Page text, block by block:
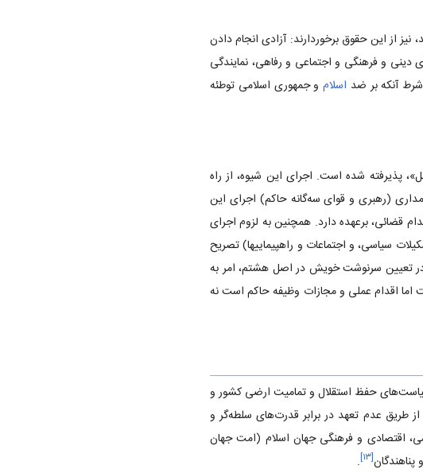
نیز از این حقوق برخوردارند: آزادی انجام دادن
و فرهنگی و اجتماعی و رفاهی‌، نمایندگی
آنکه بر ضد اسلام و جمهوری اسلامی توطئه
پذیرفته شده است‌. اجرای این شیوه‌، از راه
(رهبری و قوای سه‌گانه حاکم‌) اجرای این
قضائی‌، برعهده دارد. همچنین به لزوم اجرای
سیاسی‌، و اجتماعات و راهپیماییها) تصریح
تعیین سرنوشت خویش در اصل هشتم‌، امر به
اما اقدام عملی و مجازات وظیفه حاکم است نه
حفظ استقلال و تمامیت ارضی کشور و
طریق عدم تعهد در برابر قدرت‌های سلطه‌گر و
اقتصادی و فرهنگی جهان اسلام (امت جهان
[۱۳]
.